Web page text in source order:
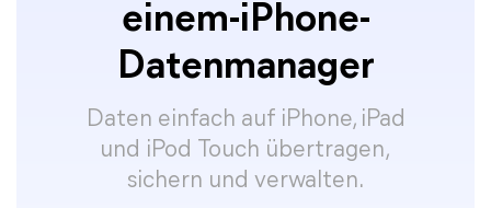
einem-iPhone-
Datenmanager
Daten einfach auf iPhone, iPad
und iPod Touch übertragen,
sichern und verwalten.